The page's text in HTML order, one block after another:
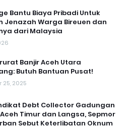
Bantu Biaya Pribadi Untuk
Jenazah Warga Bireuen dan
dari Malaysia
Banjir Aceh Utara
Butuh Bantuan Pusat!
25, 2025
Debt Collector Gadungan
Timur dan Langsa, Sepmor
Sebut Keterlibatan Oknum